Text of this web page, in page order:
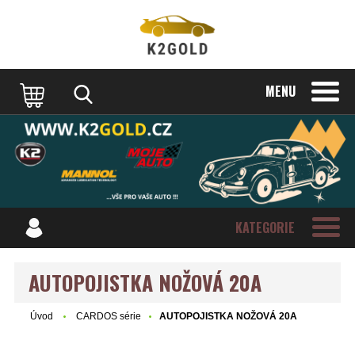
MENU
KATEGORIE
AUTOPOJISTKA NOŽOVÁ 20A
Úvod CARDOS série AUTOPOJISTKA NOŽOVÁ 20A